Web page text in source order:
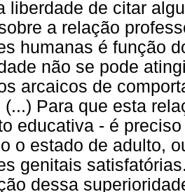
liberdade de citar
a relação
humanas é função
não se pode
arcaicos de
(...) Para que esta
educativa - é
o estado de adulto,
genitais
dessa